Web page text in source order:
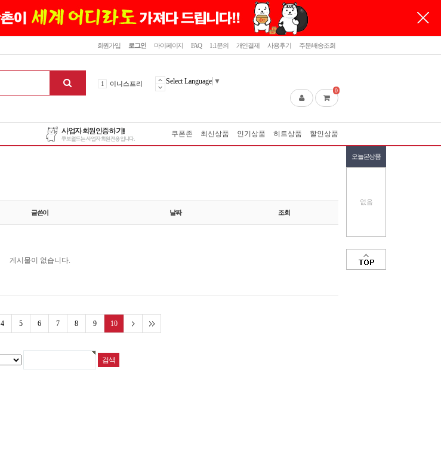
닫기
회원가입 로그인 마이페이지 FAQ 1:1문의 개인결제 사용후기 주문/배송조회
1 이니스프리
4 메디힐
라네즈
9 신상품
Select Language ▼
0
쿠폰존 최신상품 인기상품 히트상품 할인상품
오늘본상품
없음
맨위로
글쓴이 날짜 조회
게시물이 없습니다.
4 5 6 7 8 9 10